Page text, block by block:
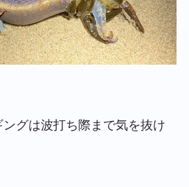
グは波打ち際まで気を抜け